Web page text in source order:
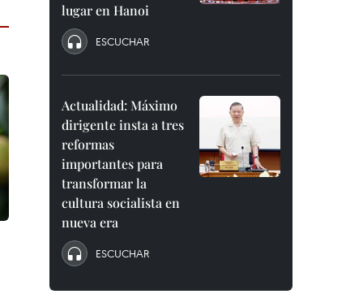
lugar en Hanoi
ESCUCHAR
Actualidad: Máximo
dirigente insta a tres
reformas
importantes para
transformar la
cultura socialista en
nueva era
ESCUCHAR